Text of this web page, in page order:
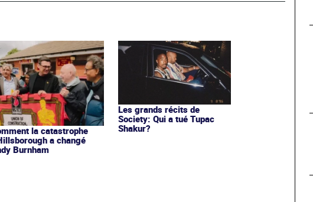
la catastrophe
a changé
Burnham
Les grands récits de
Society: Qui a tué Tupac
Shakur?